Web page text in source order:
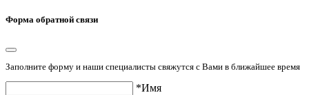
Форма обратной связи
Заполните форму и наши специалисты свяжутся с Вами в ближайшее время
*Имя